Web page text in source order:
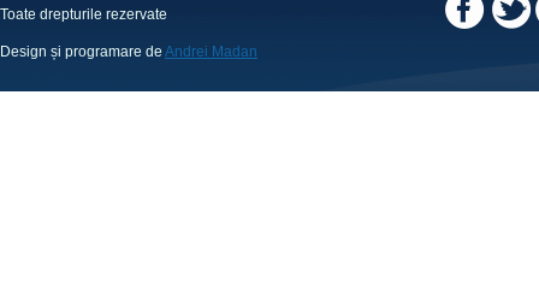
Toate drepturile rezervate
Design și programare de Andrei Madan